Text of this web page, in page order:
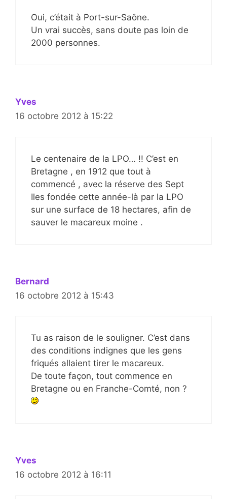
Oui, c’était à Port-sur-Saône.
Un vrai succès, sans doute pas loin de
2000 personnes.
Yves
16 octobre 2012 à 15:22
Le centenaire de la LPO… !! C’est en
Bretagne , en 1912 que tout à
commencé , avec la réserve des Sept
Iles fondée cette année-là par la LPO
sur une surface de 18 hectares, afin de
sauver le macareux moine .
Bernard
16 octobre 2012 à 15:43
Tu as raison de le souligner. C’est dans
des conditions indignes que les gens
friqués allaient tirer le macareux.
De toute façon, tout commence en
Bretagne ou en Franche-Comté, non ?
Yves
16 octobre 2012 à 16:11